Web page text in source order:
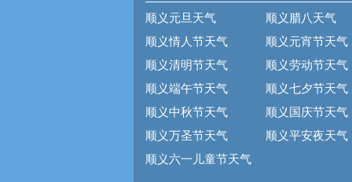
顺义元旦天气
顺义腊八天气
顺义情人节天气
顺义元宵节天气
顺义清明节天气
顺义劳动节天气
顺义端午节天气
顺义七夕节天气
顺义中秋节天气
顺义国庆节天气
顺义万圣节天气
顺义平安夜天气
顺义六一儿童节天气